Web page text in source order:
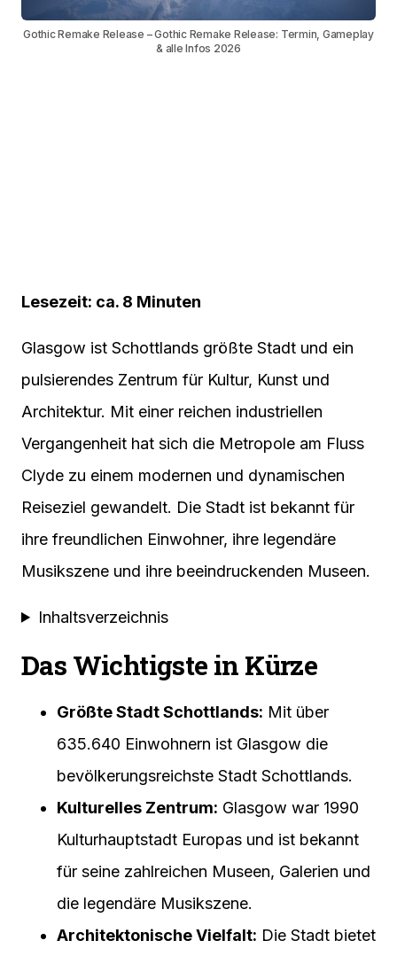
Gothic Remake Release – Gothic Remake Release: Termin, Gameplay
& alle Infos 2026
Lesezeit: ca. 8 Minuten
Glasgow ist Schottlands größte Stadt und ein
pulsierendes Zentrum für Kultur, Kunst und
Architektur. Mit einer reichen industriellen
Vergangenheit hat sich die Metropole am Fluss
Clyde zu einem modernen und dynamischen
Reiseziel gewandelt. Die Stadt ist bekannt für
ihre freundlichen Einwohner, ihre legendäre
Musikszene und ihre beeindruckenden Museen.
Inhaltsverzeichnis
Das Wichtigste in Kürze
Größte Stadt Schottlands: Mit über
635.640 Einwohnern ist Glasgow die
bevölkerungsreichste Stadt Schottlands.
Kulturelles Zentrum: Glasgow war 1990
Kulturhauptstadt Europas und ist bekannt
für seine zahlreichen Museen, Galerien und
die legendäre Musikszene.
Architektonische Vielfalt: Die Stadt bietet